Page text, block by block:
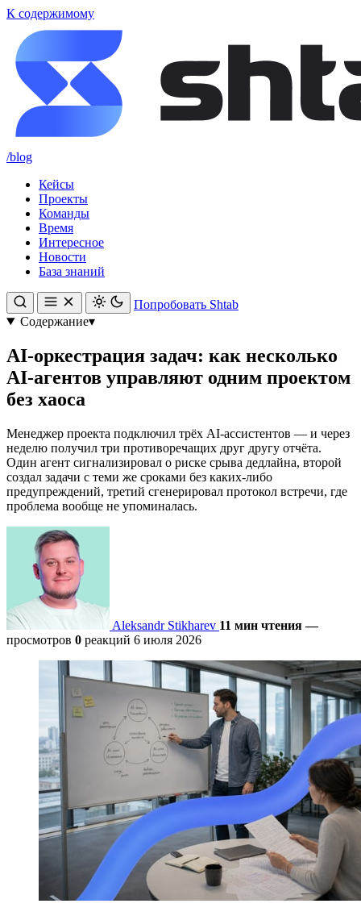
К содержимому
/blog
Кейсы
Проекты
Команды
Время
Интересное
Новости
База знаний
Попробовать Shtab
Содержание▾
AI‑оркестрация задач: как несколько
AI‑агентов управляют одним проектом
без хаоса
Менеджер проекта подключил трёх AI-ассистентов — и через
неделю получил три противоречащих друг другу отчёта.
Один агент сигнализировал о риске срыва дедлайна, второй
создал задачи с теми же сроками без каких-либо
предупреждений, третий сгенерировал протокол встречи, где
проблема вообще не упоминалась.
Aleksandr Stikharev 11 мин чтения —
просмотров 0 реакций 6 июля 2026